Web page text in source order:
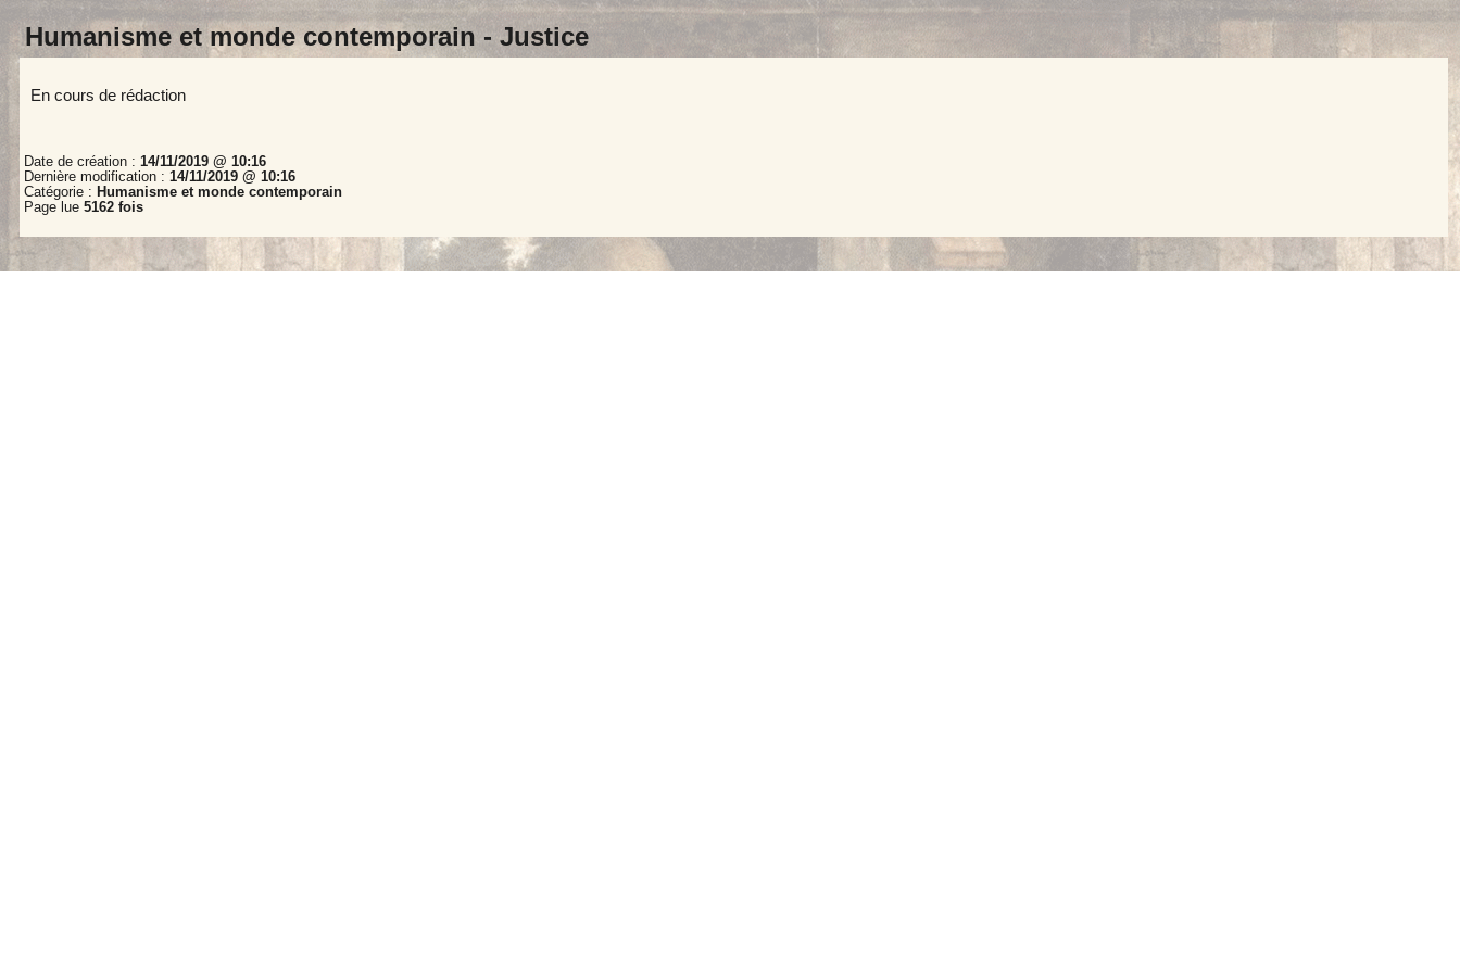
Humanisme et monde contemporain - Justice
En cours de rédaction
Date de création : 14/11/2019 @ 10:16
Dernière modification : 14/11/2019 @ 10:16
Catégorie : Humanisme et monde contemporain
Page lue 5162 fois